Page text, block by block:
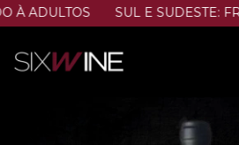
ADULTOS SUL E SUDESTE: